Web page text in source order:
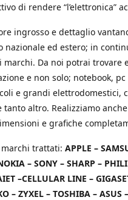
di rendere “l’elettronica”
ingrosso e dettaglio
ed estero; in
Da noi potrai trovare
e non solo; notebook,
e grandi elettrodomestici,
altro. Realizziamo
e grafiche
trattati: APPLE –
– SONY – SHARP –
–CELLULAR LINE –
– ZYXEL – TOSHIBA – ASUS